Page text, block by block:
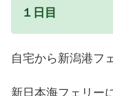
１日目
自宅から新潟港フ
新日本海フェリー